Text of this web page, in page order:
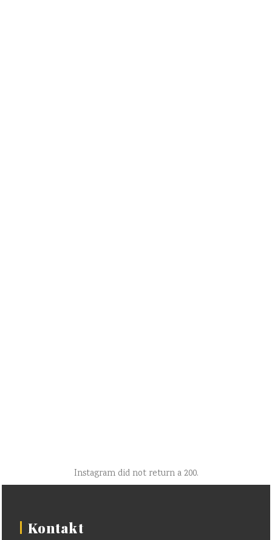
Instagram did not return a 200.
Kontakt